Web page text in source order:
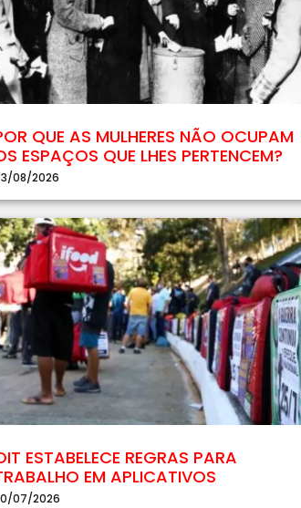
QUE AS MULHERES NÃO OCUPAM
ESPAÇOS QUE LHES PERTENCEM?
08/2026
ESTABELECE REGRAS PARA
EM APLICATIVOS
07/2026